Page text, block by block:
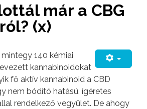
már a CBG
(x)
140 kémiai
kannabinoidokat
fő aktív kannabinoid a CBD
nem bódító hatású, ígéretes
rendelkező vegyület. De ahogy